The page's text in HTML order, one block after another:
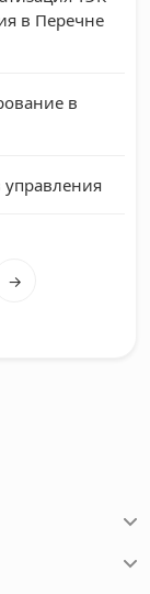
в Перечне
в
управления
→